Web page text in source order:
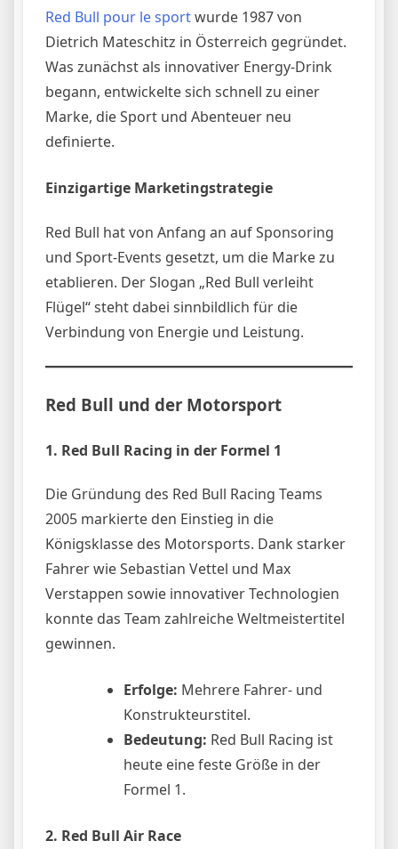
Red Bull pour le sportwurde 1987 von
Dietrich Mateschitz in Österreich gegründet.
Was zunächst als innovativer Energy-Drink
begann, entwickelte sich schnell zu einer
Marke, die Sport und Abenteuer neu
definierte.
Einzigartige Marketingstrategie
Red Bull hat von Anfang an auf Sponsoring
und Sport-Events gesetzt, um die Marke zu
etablieren. Der Slogan „Red Bull verleiht
Flügel“ steht dabei sinnbildlich für die
Verbindung von Energie und Leistung.
Red Bull und der Motorsport
1. Red Bull Racing in der Formel 1
Die Gründung des Red Bull Racing Teams
2005 markierte den Einstieg in die
Königsklasse des Motorsports. Dank starker
Fahrer wie Sebastian Vettel und Max
Verstappen sowie innovativer Technologien
konnte das Team zahlreiche Weltmeistertitel
gewinnen.
Erfolge: Mehrere Fahrer- und
Konstrukteurstitel.
Bedeutung: Red Bull Racing ist
heute eine feste Größe in der
Formel 1.
2. Red Bull Air Race